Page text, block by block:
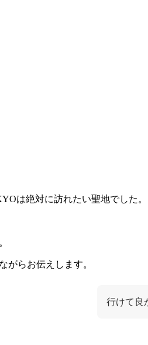
は絶対に訪れたい聖地でした。
がらお伝えします。
行けて良